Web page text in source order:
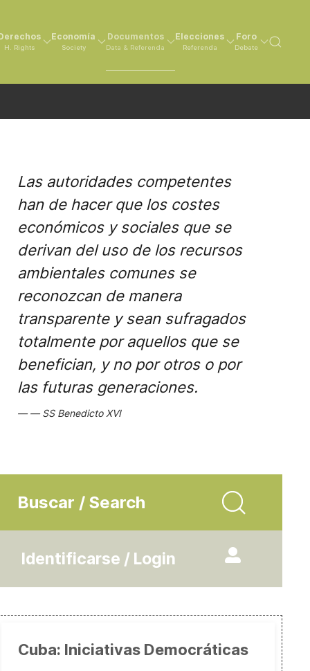
H. Rights
Economía
Society
Documentos
Data & Referenda
Elecciones
Referenda
Foro
Debate
Las autoridades competentes
han de hacer que los costes
económicos y sociales que se
derivan del uso de los recursos
ambientales comunes se
reconozcan de manera
transparente y sean sufragados
totalmente por aquellos que se
benefician, y no por otros o por
las futuras generaciones.
SS Benedicto XVI
Buscar / Search
Identificarse / Login
Cuba: Iniciativas Democráticas